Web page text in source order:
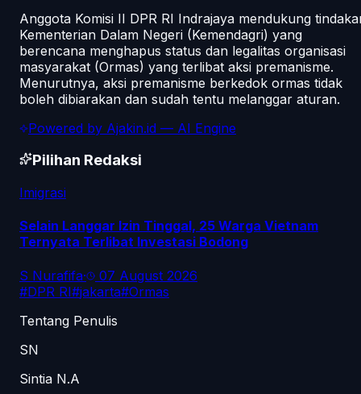
Anggota Komisi II DPR RI Indrajaya mendukung
Kementerian Dalam Negeri (Kemendagri) yang
berencana menghapus status dan legalitas organisasi
masyarakat (Ormas) yang terlibat aksi premanisme.
Menurutnya, aksi premanisme berkedok ormas tidak
boleh dibiarakan dan sudah tentu melanggar aturan.
Powered by Ajakin.id — AI Engine
Pilihan Redaksi
Imigrasi
Selain Langgar Izin Tinggal, 25 Warga Vietnam
Ternyata Terlibat Investasi Bodong
S Nurafifa·
07 August 2026
#DPR RI#jakarta#Ormas
Tentang Penulis
SN
Sintia N.A